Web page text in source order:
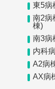
東5病
南2病
棟)
南3病
内科
A2病
AX病